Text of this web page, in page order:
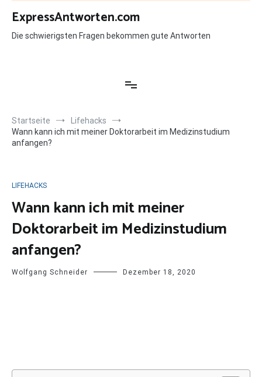
Zum
Inhalt
springen
ExpressAntworten.com
Die schwierigsten Fragen bekommen gute Antworten
Startseite
Lifehacks
Wann kann ich mit meiner Doktorarbeit im Medizinstudium
anfangen?
LIFEHACKS
Wann kann ich mit meiner
Doktorarbeit im Medizinstudium
anfangen?
Wolfgang Schneider Dezember 18, 2020